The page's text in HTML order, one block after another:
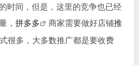
时间，但是，这里的竞争也已经
， 拼多多 商家需要做好店铺推
很多，大多数推广都是要收费